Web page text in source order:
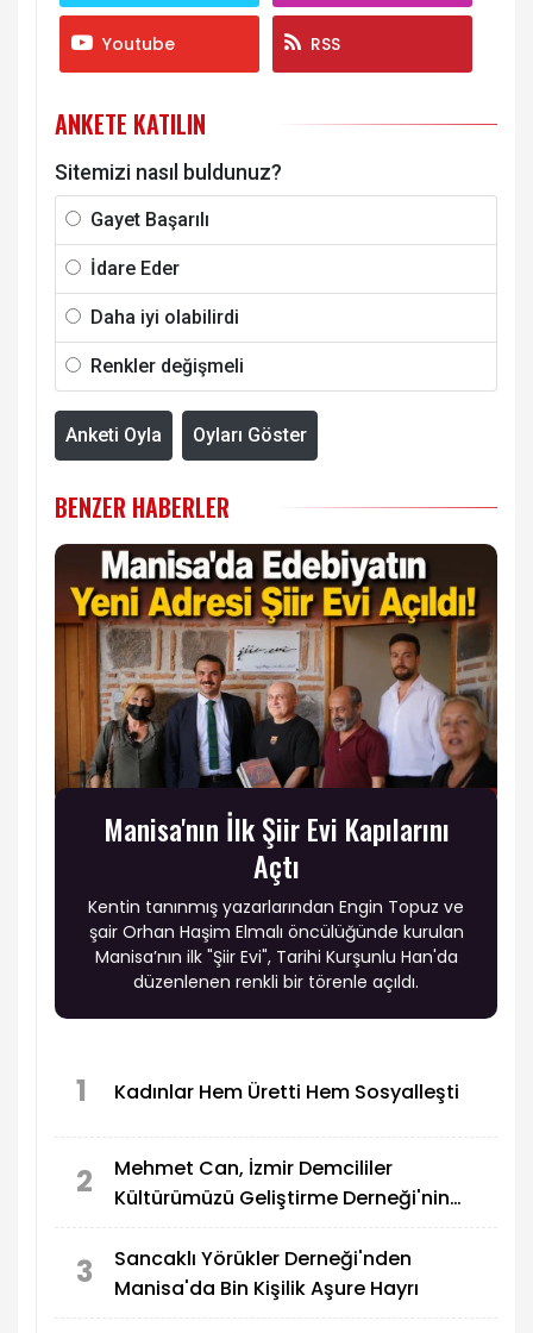
Youtube RSS
ANKETE KATILIN
Sitemizi nasıl buldunuz?
Gayet Başarılı
İdare Eder
Daha iyi olabilirdi
Renkler değişmeli
Anketi Oyla Oyları Göster
BENZER HABERLER
Manisa'nın İlk Şiir Evi Kapılarını
Açtı
Kentin tanınmış yazarlarından Engin Topuz ve
şair Orhan Haşim Elmalı öncülüğünde kurulan
Manisa’nın ilk "Şiir Evi", Tarihi Kurşunlu Han'da
düzenlenen renkli bir törenle açıldı.
1 Kadınlar Hem Üretti Hem Sosyalleşti
2
Mehmet Can, İzmir Demcililer
Kültürümüzü Geliştirme Derneği'nin
3
Sancaklı Yörükler Derneği'nden
Manisa'da Bin Kişilik Aşure Hayrı